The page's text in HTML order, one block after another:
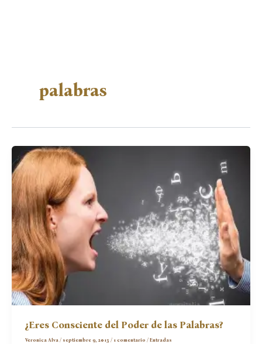
palabras
¿Eres Consciente del Poder de las Palabras?
Veronica Alva/ septiembre 9, 2013/ 1 comentario /Entradas